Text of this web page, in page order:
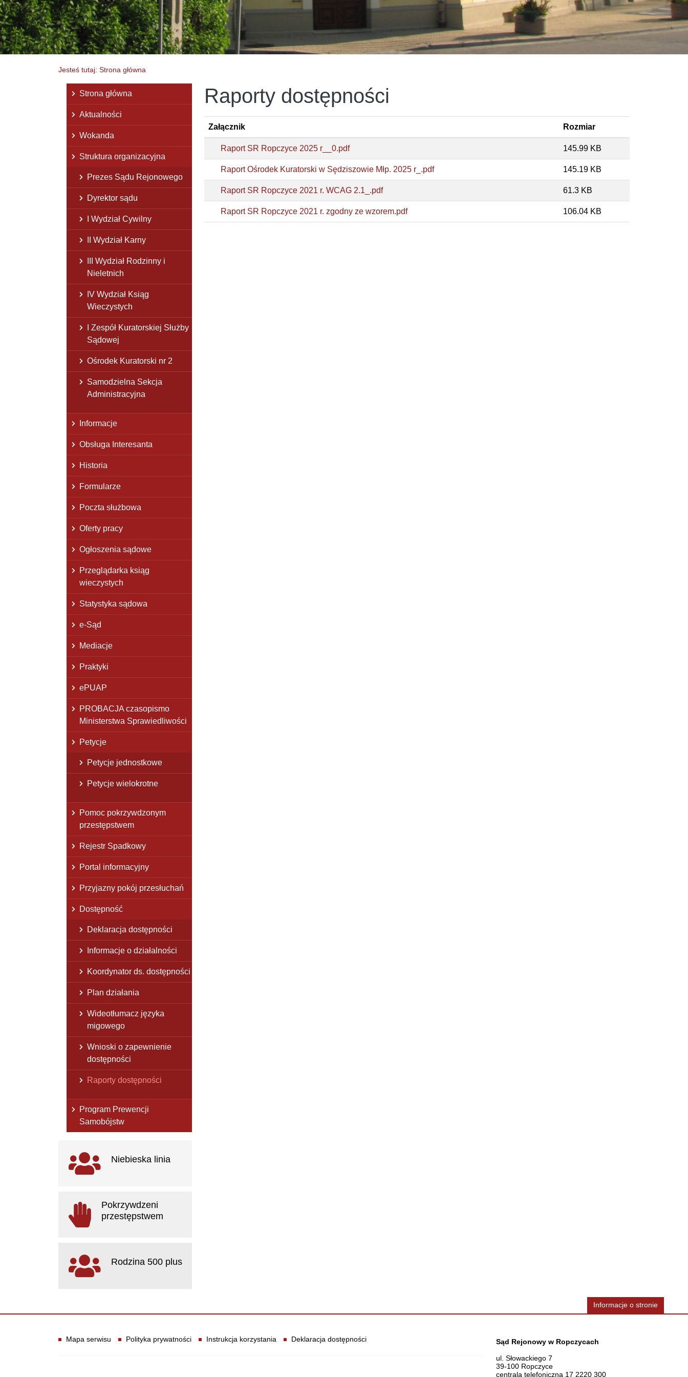
Jesteś tutaj: Strona główna
Raporty dostępności
Załącznik Rozmiar
Raport SR Ropczyce 2025 r__0.pdf 145.99 KB
Raport Ośrodek Kuratorski w Sędziszowie Młp. 2025 r_.pdf 145.19 KB
Raport SR Ropczyce 2021 r. WCAG 2.1_.pdf 61.3 KB
Raport SR Ropczyce 2021 r. zgodny ze wzorem.pdf 106.04 KB
Menu główne
Strona główna
Aktualności
Wokanda
Struktura organizacyjna
Prezes Sądu Rejonowego
Dyrektor sądu
I Wydział Cywilny
II Wydział Karny
III Wydział Rodzinny i
Nieletnich
IV Wydział Ksiąg
Wieczystych
I Zespół Kuratorskiej Służby
Sądowej
Ośrodek Kuratorski nr 2
Samodzielna Sekcja
Administracyjna
Informacje
Obsługa Interesanta
Historia
Formularze
Poczta służbowa
Oferty pracy
Ogłoszenia sądowe
Przeglądarka ksiąg
wieczystych
Statystyka sądowa
e-Sąd
Mediacje
Praktyki
ePUAP
PROBACJA czasopismo
Ministerstwa Sprawiedliwości
Petycje
Petycje jednostkowe
Petycje wielokrotne
Pomoc pokrzywdzonym
przestępstwem
Rejestr Spadkowy
Portal informacyjny
Przyjazny pokój przesłuchań
Dostępność
Deklaracja dostępności
Informacje o działalności
Koordynator ds. dostępności
Plan działania
Wideotłumacz języka
migowego
Wnioski o zapewnienie
dostępności
Raporty dostępności
Program Prewencji
Samobójstw
Ważne linki
Niebieska linia
Pokrzywdzeni
przestępstwem
Rodzina 500 plus
Informacje o stronie
Informacje
Mapa serwisu Polityka prywatności Instrukcja korzystania Deklaracja dostępności Dane teleadresowe
Sąd Rejonowy w Ropczycach
ul. Słowackiego 7
39-100 Ropczyce
centrala telefoniczna 17 2220 300